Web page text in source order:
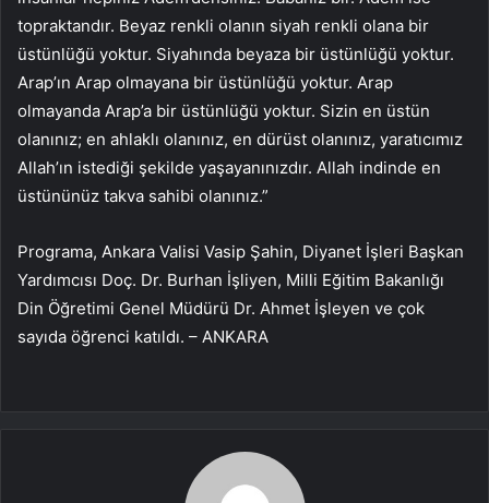
topraktandır. Beyaz renkli olanın siyah renkli olana bir
üstünlüğü yoktur. Siyahında beyaza bir üstünlüğü yoktur.
Arap’ın Arap olmayana bir üstünlüğü yoktur. Arap
olmayanda Arap’a bir üstünlüğü yoktur. Sizin en üstün
olanınız; en ahlaklı olanınız, en dürüst olanınız, yaratıcımız
Allah’ın istediği şekilde yaşayanınızdır. Allah indinde en
üstününüz takva sahibi olanınız.”
Programa, Ankara Valisi Vasip Şahin, Diyanet İşleri Başkan
Yardımcısı Doç. Dr. Burhan İşliyen, Milli Eğitim Bakanlığı
Din Öğretimi Genel Müdürü Dr. Ahmet İşleyen ve çok
sayıda öğrenci katıldı. – ANKARA